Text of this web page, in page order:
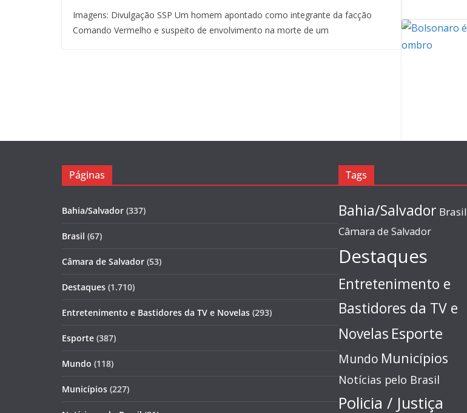
Imagens: Divulgação SSP Um homem apontado como integrante da facção
Comando Vermelho e suspeito de envolvimento na morte de um
Páginas
Bahia/Salvador (337)
Brasil (67)
Câmara de Salvador (53)
Destaques (1.710)
Entretenimento e Bastidores da TV e Novelas (293)
Esporte (387)
Mundo (118)
Municípios (227)
Tags
Bahia/Salvador Brasil
Câmara de Salvador
Destaques
Entretenimento e
Bastidores da TV e
Novelas Esporte
Mundo Municípios
Notícias pelo Brasil
Policia / Justiça